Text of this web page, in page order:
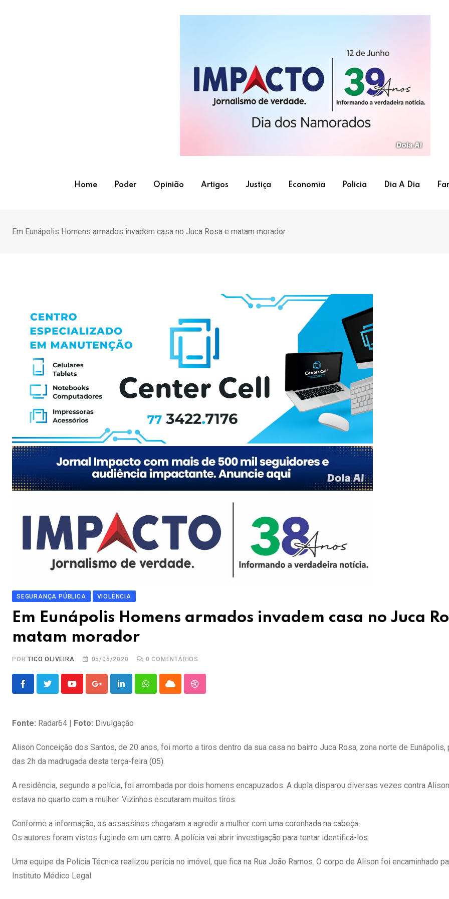
Home Poder Opinião Artigos Justiça Economia Policia Dia A Dia
Em Eunápolis Homens armados invadem casa no Juca Rosa e matam morador
SEGURANÇA PÚBLICA VIOLÊNCIA
Em Eunápolis Homens armados invadem casa no Juca
matam morador
PORTICO OLIVEIRA 05/05/2020 0 COMENTÁRIOS
YoutubeGoogle+LinkedInWhatsappCloud StumbleUpon
Fonte: Radar64 | Foto: Divulgação
Alison Conceição dos Santos, de 20 anos, foi morto a tiros dentro da sua casa no bairro Juca Rosa, zona norte de Eunápolis,
das 2h da madrugada desta terça-feira (05).
A residência, segundo a polícia, foi arrombada por dois homens encapuzados. A dupla disparou diversas vezes contra
estava no quarto com a mulher. Vizinhos escutaram muitos tiros.
Conforme a informação, os assassinos chegaram a agredir a mulher com uma coronhada na cabeça.
Os autores foram vistos fugindo em um carro. A polícia vai abrir investigação para tentar identificá-los.
Uma equipe da Polícia Técnica realizou perícia no imóvel, que fica na Rua João Ramos. O corpo de Alison foi encaminhado
Instituto Médico Legal.